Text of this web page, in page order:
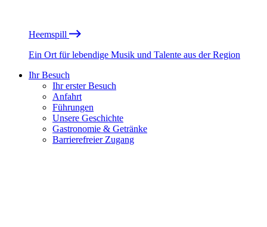
Heemspill
Ein Ort für lebendige Musik und Talente aus der Region
Ihr Besuch
Ihr erster Besuch
Anfahrt
Führungen
Unsere Geschichte
Gastronomie & Getränke
Barrierefreier Zugang